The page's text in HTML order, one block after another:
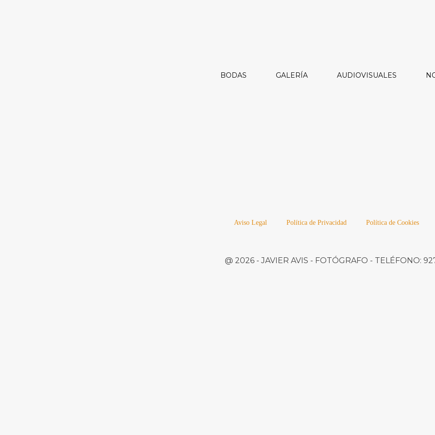
BODAS GALERÍA AUDIOVISUALES
Aviso Legal Política de Privacidad Política de Cookies
@ 2026 -JAVIER AVIS - FOTÓGRAFO - TELÉFONO: